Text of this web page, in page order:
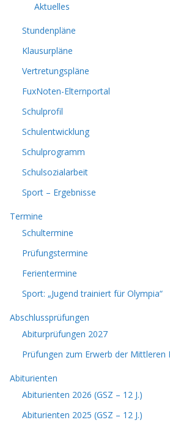
Aktuelles
Stundenpläne
Klausurpläne
Vertretungspläne
FuxNoten-Elternportal
Schulprofil
Schulentwicklung
Schulprogramm
Schulsozialarbeit
Sport – Ergebnisse
Termine
Schultermine
Prüfungstermine
Ferientermine
Sport: „Jugend trainiert für Olympia“
Abschlussprüfungen
Abiturprüfungen 2027
Prüfungen zum Erwerb der Mittleren
Abiturienten
Abiturienten 2026 (GSZ – 12 J.)
Abiturienten 2025 (GSZ – 12 J.)